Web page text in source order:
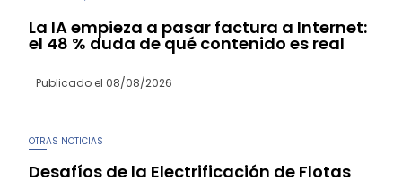
La IA empieza a pasar factura a Internet:
el 48 % duda de qué contenido es real
Publicado el 08/08/2026
OTRAS NOTICIAS
Desafíos de la Electrificación de Flotas